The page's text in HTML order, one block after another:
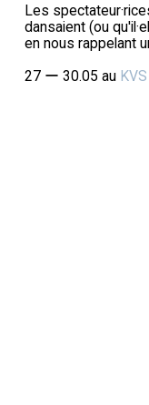
Les
dansaient (ou
en nous rappelant
27 ー 30.05 au KVS